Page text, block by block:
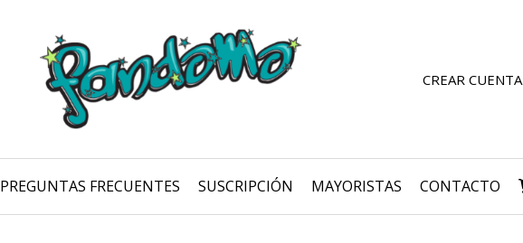
CREAR CUENTA
PREGUNTAS FRECUENTES SUSCRIPCIÓN MAYORISTAS CONTACTO